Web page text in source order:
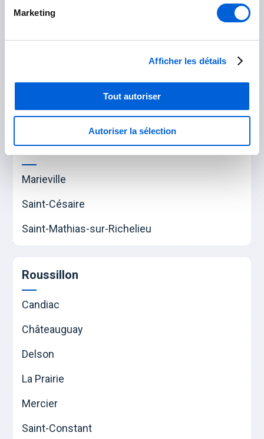
Marketing
Afficher les détails
Tout autoriser
Autoriser la sélection
Brossard
Longueuil
Saint-Hubert
Rouville
Marieville
Saint-Césaire
Saint-Mathias-sur-Richelieu
Roussillon
Candiac
Châteauguay
Delson
La Prairie
Mercier
Saint-Constant